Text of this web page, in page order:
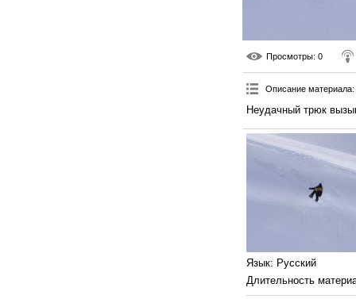
Просмотры: 0
Описание материала:
Неудачный трюк
Язык: Русский
Длительность